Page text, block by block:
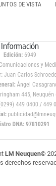
DE VISTA
Información
Edición: 6949
y
Juan Carlos
Ángel
445, Neuquén
449 0400 / 449
DNA: 97810291
LM Neuquen©
derechos